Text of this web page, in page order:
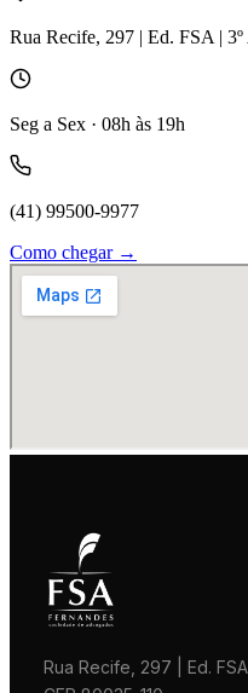
Rua Recife, 297 | Ed. FSA |
Seg a Sex · 08h às 19h
(41) 99500-9977
Como chegar →
Rua Recife, 297 | Ed.